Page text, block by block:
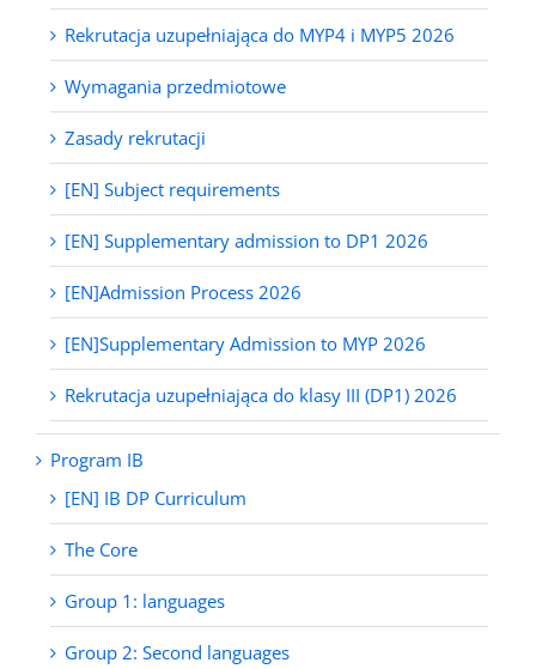
Rekrutacja uzupełniająca do MYP4 i MYP5 2026
Wymagania przedmiotowe
Zasady rekrutacji
[EN] Subject requirements
[EN] Supplementary admission to DP1 2026
[EN]Admission Process 2026
[EN]Supplementary Admission to MYP 2026
Rekrutacja uzupełniająca do klasy III (DP1) 2026
Program IB
[EN] IB DP Curriculum
The Core
Group 1: languages
Group 2: Second languages